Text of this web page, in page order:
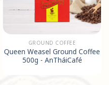
GROUND COFFEE
Queen Weasel Ground Coffee
500g - AnTháiCafé